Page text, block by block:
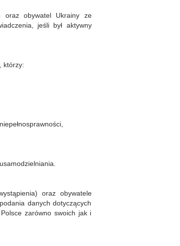
oraz obywatel Ukrainy ze
jeśli był aktywny
którzy:
oraz obywatele
danych dotyczących
zarówno swoich jak i